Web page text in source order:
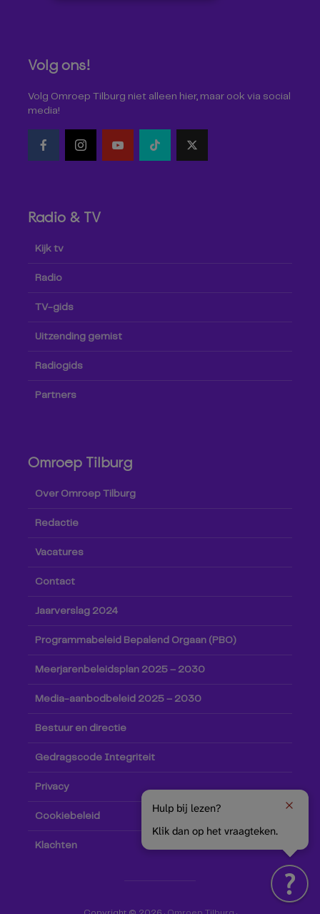
Volg ons!
Volg Omroep Tilburg niet alleen hier, maar ook via social
media!
Radio & TV
Kijk tv
Radio
TV-gids
Uitzending gemist
Radiogids
Partners
Omroep Tilburg
Over Omroep Tilburg
Redactie
Vacatures
Contact
Jaarverslag 2024
Programmabeleid Bepalend Orgaan (PBO)
Meerjarenbeleidsplan 2025 – 2030
Media-aanbodbeleid 2025 – 2030
Bestuur en directie
Gedragscode Integriteit
Privacy
Cookiebeleid
Klachten
Hulp bij lezen?
Klik dan op het vraagteken.